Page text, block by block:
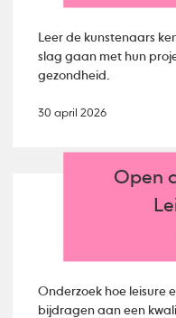
Leer de kunstenaars
slag gaan met hun
gezondheid.
30 april 2026
Open
Onderzoek hoe leisure
bijdragen aan een